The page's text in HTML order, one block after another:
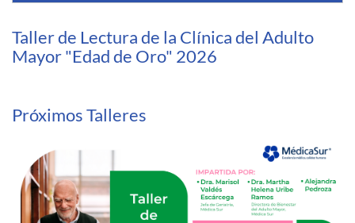
Taller de Lectura de la Clínica del Adulto
Mayor "Edad de Oro" 2026
Próximos Talleres